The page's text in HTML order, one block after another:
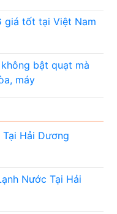
giá tốt tại Việt Nam
bật quạt mà
máy
Hải Dương
Nước Tại Hải